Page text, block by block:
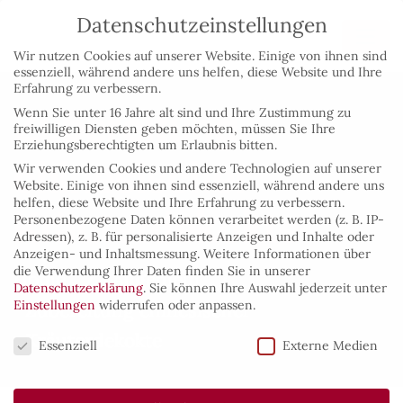
Zubereitung
chinesischer
Kräuterdekokte
Home / Allgemein /
Zubereitung chinesischer
Kräuterdekokte
Datenschutzeinstellungen
Wir nutzen Cookies auf unserer Website. Einige von ihnen sind
essenziell, während andere uns helfen, diese Website und Ihre
Erfahrung zu verbessern.
Wenn Sie unter 16 Jahre alt sind und Ihre Zustimmung zu
freiwilligen Diensten geben möchten, müssen Sie Ihre
Erziehungsberechtigten um Erlaubnis bitten.
Wir verwenden Cookies und andere Technologien auf unserer
Website. Einige von ihnen sind essenziell, während andere uns
helfen, diese Website und Ihre Erfahrung zu verbessern.
Personenbezogene Daten können verarbeitet werden (z. B. IP-
Adressen), z. B. für personalisierte Anzeigen und Inhalte oder
Anzeigen- und Inhaltsmessung. Weitere Informationen über
die Verwendung Ihrer Daten finden Sie in unserer
Datenschutzerklärung. Sie können Ihre Auswahl jederzeit unter
Einstellungen widerrufen oder anpassen.
Essenziell Externe Medien